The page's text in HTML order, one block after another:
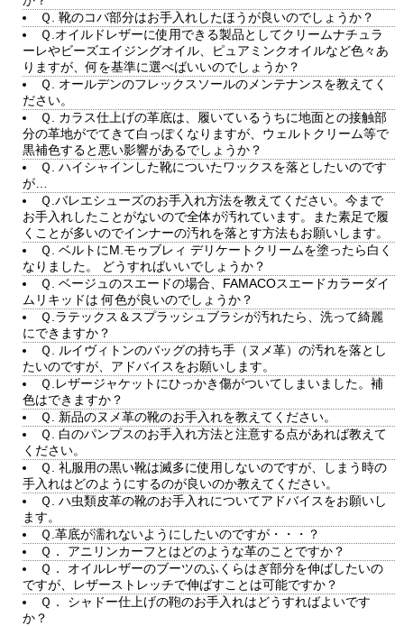
Ｑ. 靴のコバ部分はお手入れしたほうが良いのでしょうか？
Ｑ.オイルドレザーに使用できる製品としてクリームナチュラ
ーレやビーズエイジングオイル、ピュアミンクオイルなど色々あ
りますが、何を基準に選べばいいのでしょうか？
Ｑ. オールデンのフレックスソールのメンテナンスを教えてく
ださい。
Ｑ. カラス仕上げの革底は、履いているうちに地面との接触部
分の革地がでてきて白っぽくなりますが、ウェルトクリーム等で
黒補色すると悪い影響があるでしょうか？
Ｑ. ハイシャインした靴についたワックスを落としたいのです
が…
Ｑ.バレエシューズのお手入れ方法を教えてください。今まで
お手入れしたことがないので全体が汚れています。また素足で履
くことが多いのでインナーの汚れを落とす方法もお願いします。
Ｑ. ベルトにM.モゥブレィ デリケートクリームを塗ったら白く
なりました。 どうすればいいでしょうか？
Ｑ. ベージュのスエードの場合、FAMACOスエードカラーダイ
ムリキッドは 何色が良いのでしょうか？
Ｑ.ラテックス＆スプラッシュブラシが汚れたら、洗って綺麗
にできますか？
Ｑ. ルイヴィトンのバッグの持ち手（ヌメ革）の汚れを落とし
たいのですが、アドバイスをお願いします。
Ｑ.レザージャケットにひっかき傷がついてしまいました。補
色はできますか？
Ｑ. 新品のヌメ革の靴のお手入れを教えてください。
Ｑ. 白のパンプスのお手入れ方法と注意する点があれば教えて
ください。
Ｑ. 礼服用の黒い靴は滅多に使用しないのですが、しまう時の
手入れはどのようにするのが良いのか教えてください。
Ｑ. ハ虫類皮革の靴のお手入れについてアドバイスをお願いし
ます。
Ｑ.革底が濡れないようにしたいのですが・・・？
Ｑ． アニリンカーフとはどのような革のことですか？
Ｑ． オイルレザーのブーツのふくらはぎ部分を伸ばしたいの
ですが、レザーストレッチで伸ばすことは可能ですか？
Ｑ． シャドー仕上げの鞄のお手入れはどうすればよいです
か？